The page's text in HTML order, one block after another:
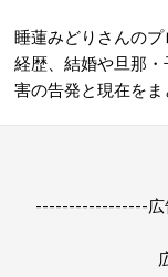
睡蓮みどりさんの
経歴、結婚や旦那
害の告発と現在をま
-----------------広